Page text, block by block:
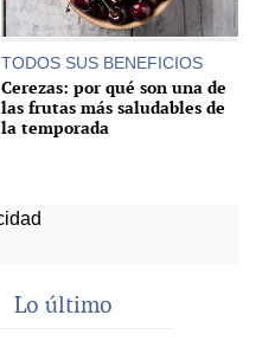
TODOS SUS BENEFICIOS
Cerezas: por qué son una de
las frutas más saludables de
la temporada
Lo último